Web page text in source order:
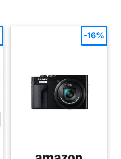
-16%